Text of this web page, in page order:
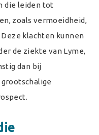
die leiden tot
zoals vermoeidheid,
klachten kunnen
de ziekte van Lyme,
dan bij